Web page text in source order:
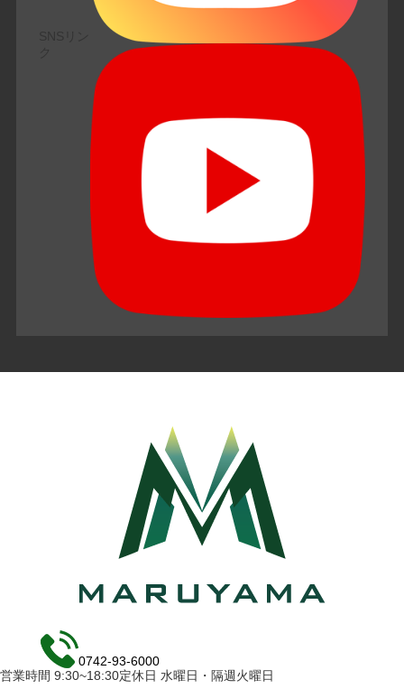
0742-93-6000
営業時間 9:30~18:30定休日 水曜日・隔週火曜日